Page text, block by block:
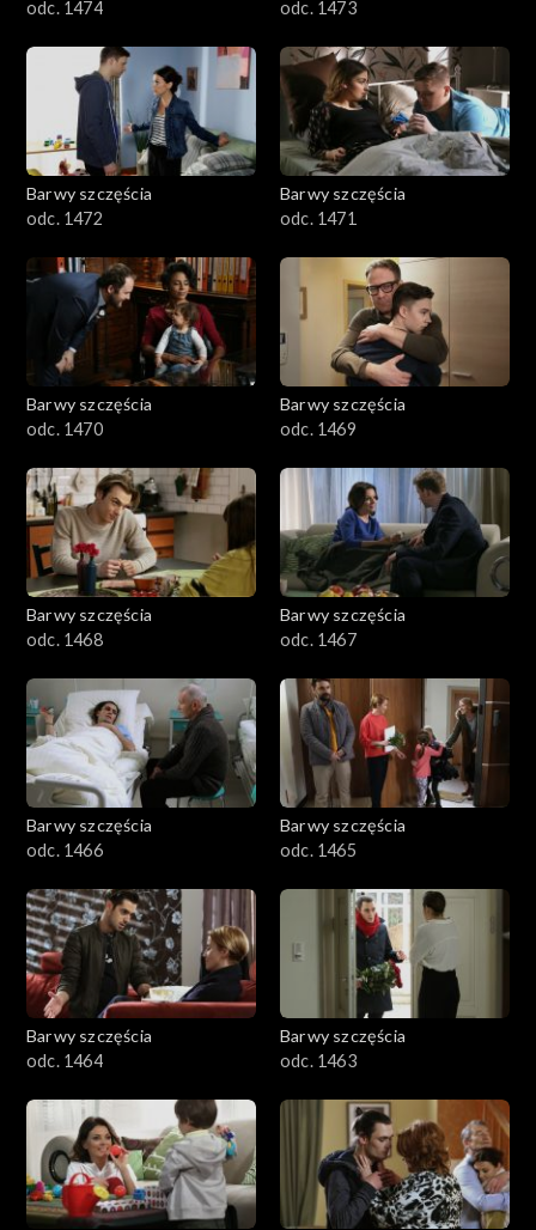
odc. 1474 odc. 1473
Barwy szczęścia
odc. 1472
Barwy szczęścia
odc. 1471
Barwy szczęścia
odc. 1470
Barwy szczęścia
odc. 1469
Barwy szczęścia
odc. 1468
Barwy szczęścia
odc. 1467
Barwy szczęścia
odc. 1466
Barwy szczęścia
odc. 1465
Barwy szczęścia
odc. 1464
Barwy szczęścia
odc. 1463